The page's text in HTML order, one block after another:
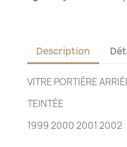
Description
VITRE PORTIÈRE
TEINTÉE
1999 2000 2001 2002